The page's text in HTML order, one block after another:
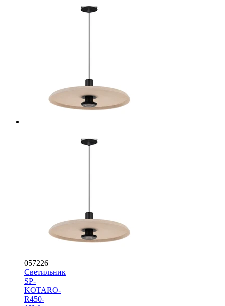
057226
Светильник
SP-
KOTARO-
R450-